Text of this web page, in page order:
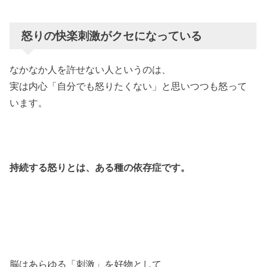
怒りの快楽刺激がクセになっている
なかなか人を許せない人というのは、
実は内心「自分でも怒りたくない」と思いつつも怒って
います。
持続する怒りとは、ある種の依存症です。
脳はあらゆる「刺激」を好物として